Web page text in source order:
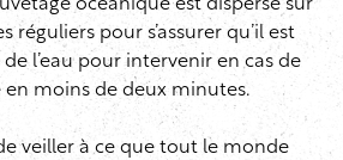
océanique est dispersé sur
réguliers pour s’assurer qu’il est
l’eau pour intervenir en cas de
moins de deux minutes.
veiller à ce que tout le monde